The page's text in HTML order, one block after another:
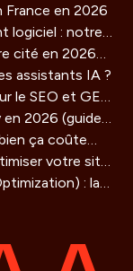
France en 2026
logiciel : notre
cité en 2026
assistants IA ?
le SEO et GEO
2026 (guide
ça coûte
votre site
IA
: la